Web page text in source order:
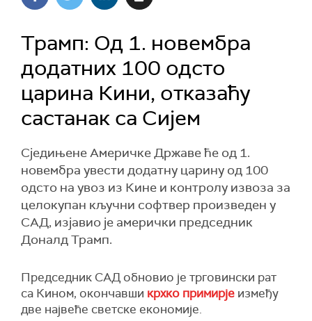
Трамп: Од 1. новембра
додатних 100 одсто
царина Кини, отказаћу
састанак са Сијем
Сједињене Америчке Државе ће од 1.
новембра увести додатну царину од 100
одсто на увоз из Кине и контролу извоза за
целокупан кључни софтвер произведен у
САД, изјавио је амерички председник
Доналд Трамп.
Председник САД обновио је трговински рат
са Кином, окончавши крхко примирје између
две највеће светске економије.